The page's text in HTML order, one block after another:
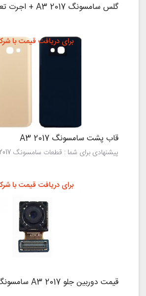
گلس سامسونگ A3 2017 + اجرت تعویض
قاب پشت سامسونگ A3 2017
پیشنهادی برای شما : قطعات سامسونگ A3 2017
برای دریافت قیمت با
قیمت دوربین جلو A3 2017 سامسونگ
برای دریافت قیمت با